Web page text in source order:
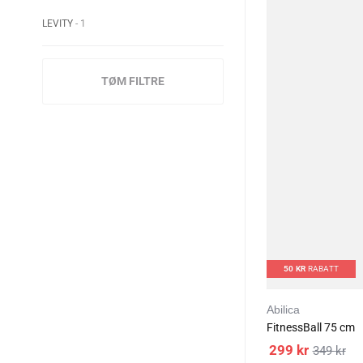
LEVITY 1
TØM FILTRE
50 KR RABATT
Abilica
FitnessBall 75 cm
349kr
299 kr